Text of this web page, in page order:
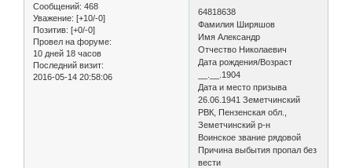
Сообщений: 468
Уважение: [+10/-0]
Позитив: [+0/-0]
Провел на форуме:
10 дней 18 часов
Последний визит:
2016-05-14 20:58:06
64818638
Фамилия Ширяшов
Имя Александр
Отчество Николаевич
Дата рождения/Возраст
__.__.1904
Дата и место призыва
26.06.1941 Земетчинский
РВК, Пензенская обл.,
Земетчинский р-н
Воинское звание рядовой
Причина выбытия пропал без
вести